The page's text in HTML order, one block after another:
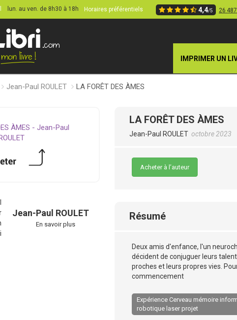
lun. au ven. de 8h30 à 18h Horaires préférentiels 4,4/5 26
IMPRIMER UN
Jean-Paul ROULET LA FORÊT DES ÀMES
Jean-Paul ROULET
En savoir plus
LA FORÊT DES ÀMES
Jean-Paul ROULET octobre 2023
Acheter à l’auteur
Résumé
Deux amis d'enfance, l'un
décident de conjuguer leurs
proches et leurs propres vies.
commencement
Expérience Cerveau mémoire
robotique laser projet